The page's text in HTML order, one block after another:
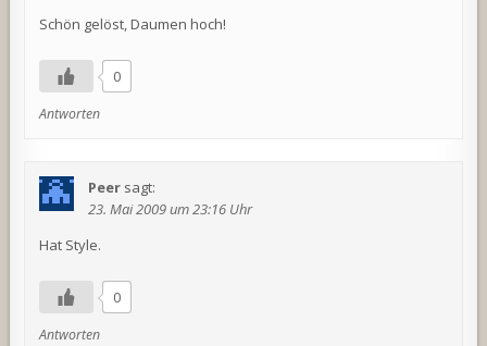
Schön gelöst, Daumen hoch!
0
Antworten
Peer sagt:
23. Mai 2009 um 23:16 Uhr
Hat Style.
0
Antworten